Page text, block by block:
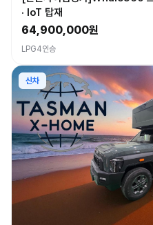
· IoT 탑재
64,900,000원
LPG4인승
신차